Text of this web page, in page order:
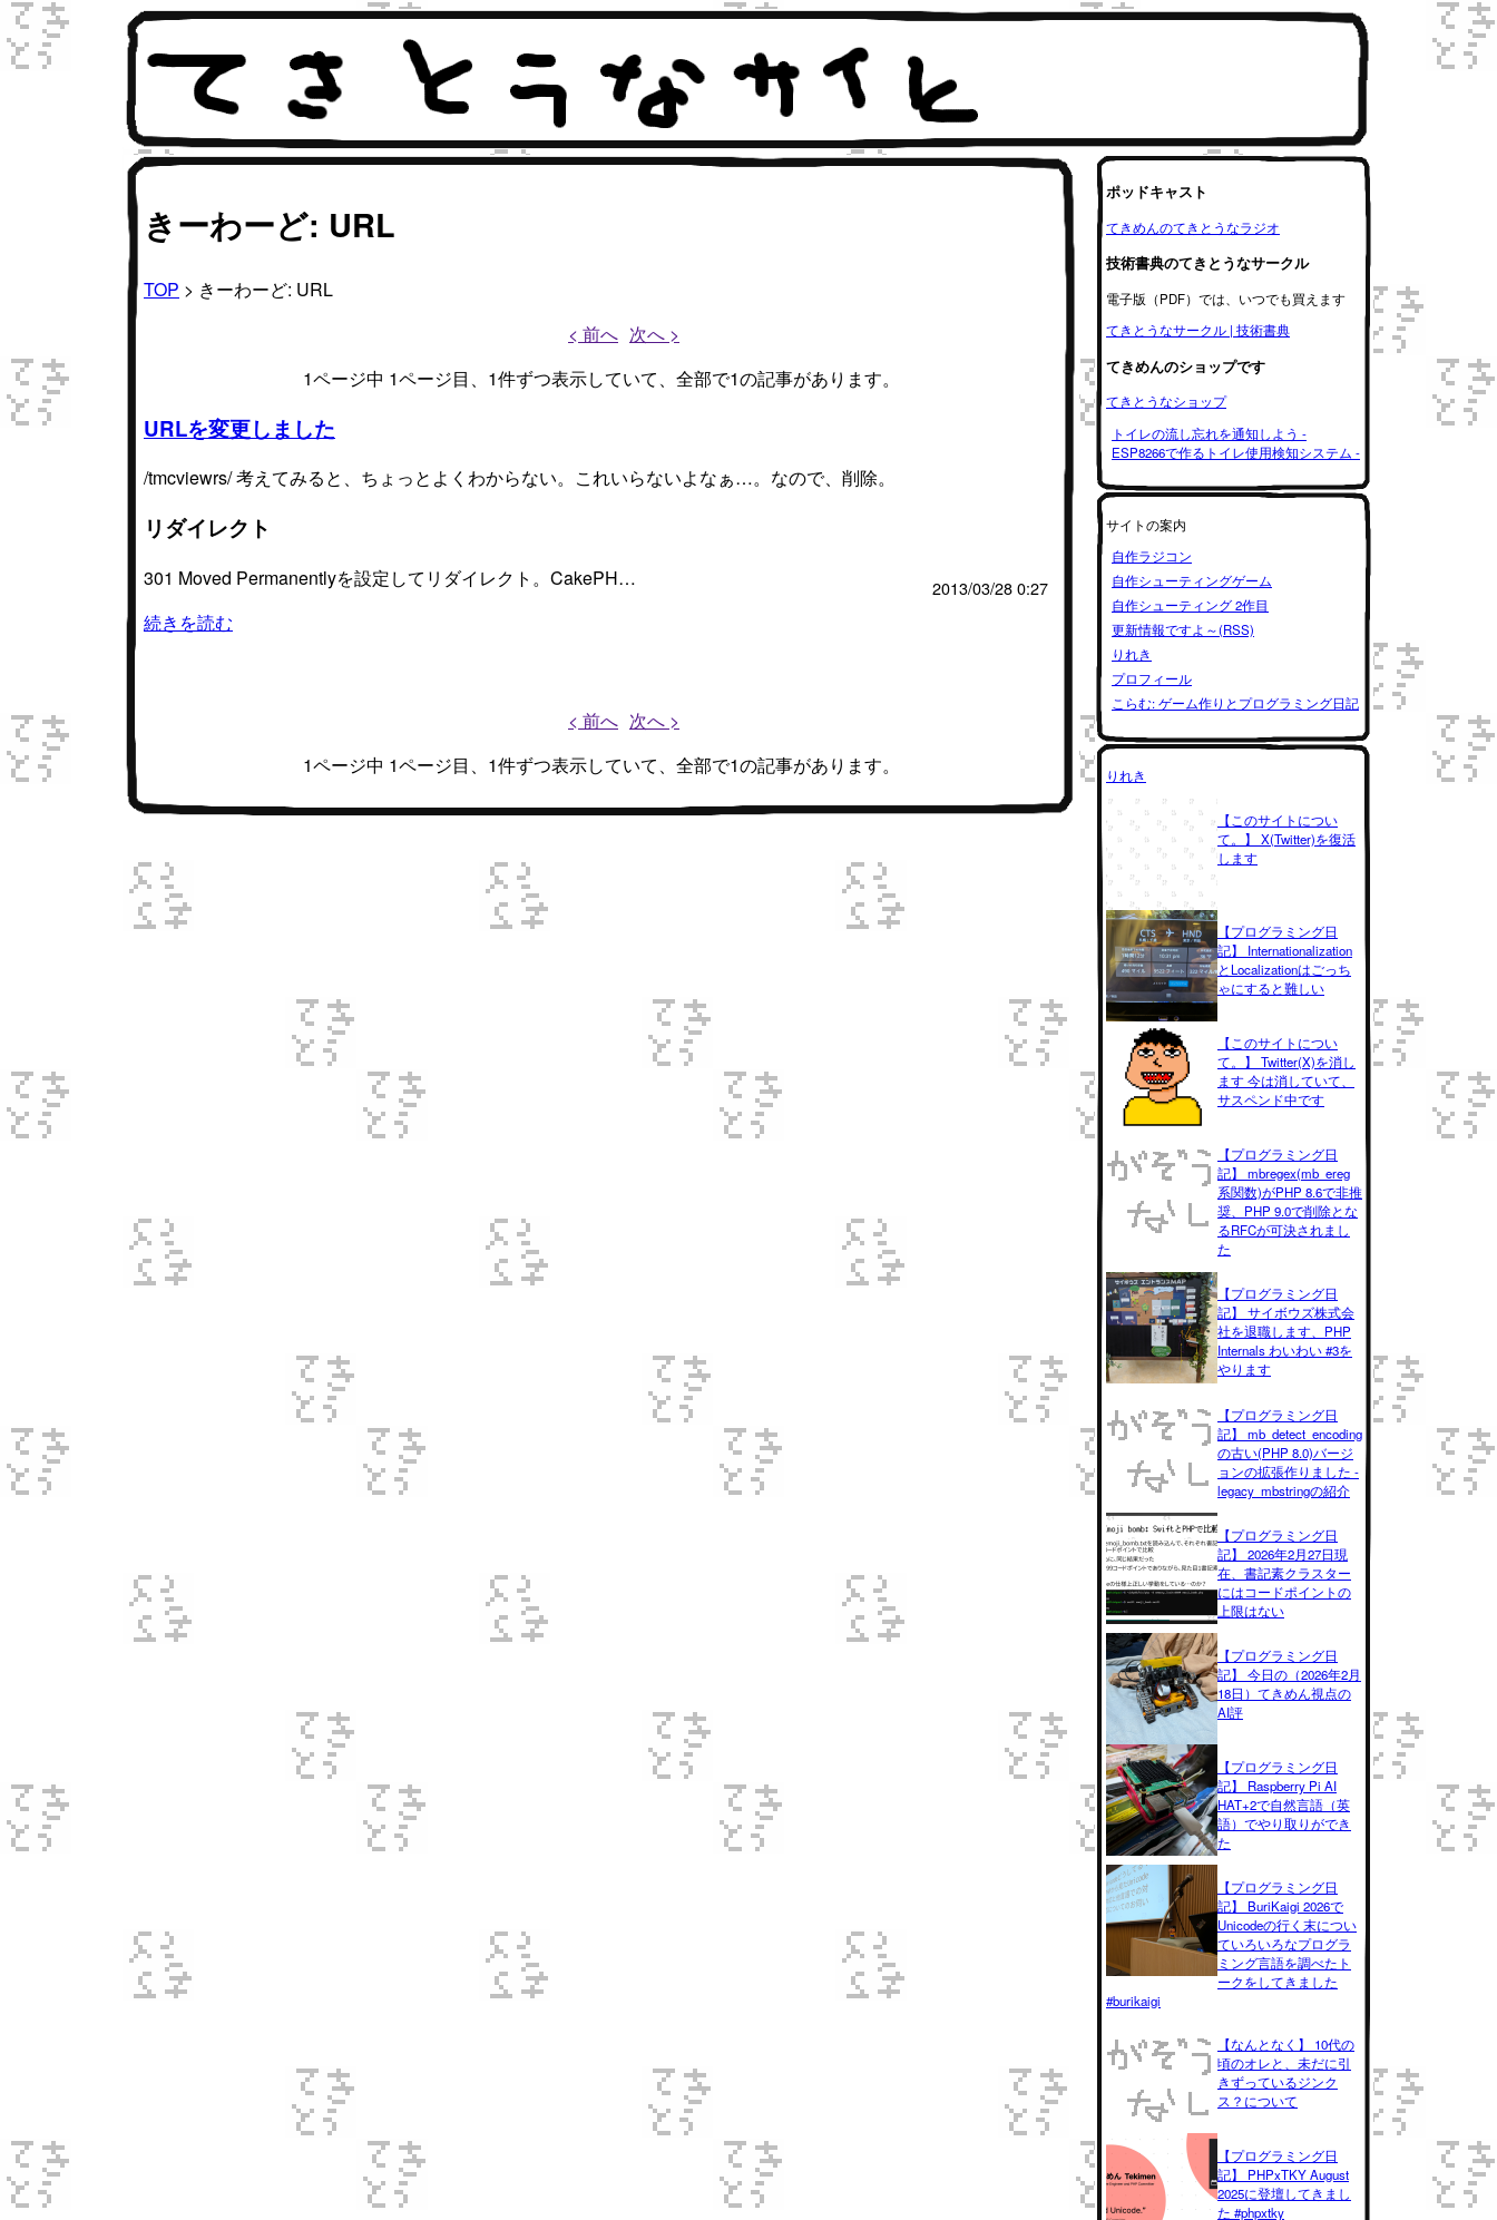
きーわーど: URL
TOP > きーわーど: URL
< 前へ 次へ >
1ページ中 1ページ目、1件ずつ表示していて、全部で1の記事があります。
URLを変更しました
/tmcviewrs/ 考えてみると、ちょっとよくわからない。これいらないよなぁ…。なので、削除。
リダイレクト
301 Moved Permanentlyを設定してリダイレクト。CakePH… 2013/03/28 0:27
続きを読む
< 前へ 次へ >
1ページ中 1ページ目、1件ずつ表示していて、全部で1の記事があります。
ポッドキャスト
てきめんのてきとうなラジオ
技術書典のてきとうなサークル
電子版（PDF）では、いつでも買えます
てきとうなサークル | 技術書典
てきめんのショップです
てきとうなショップ
トイレの流し忘れを通知しよう -
ESP8266で作るトイレ使用検知システム -
サイトの案内
自作ラジコン
自作シューティングゲーム
自作シューティング 2作目
更新情報ですよ～(RSS)
りれき
プロフィール
こらむ: ゲーム作りとプログラミング日記
りれき
【このサイトについ
て。】 X(Twitter)を復活
します
【プログラミング日
記】 Internationalization
とLocalizationはごっち
ゃにすると難しい
【このサイトについ
て。】 Twitter(X)を消し
ます 今は消していて、
サスペンド中です
【プログラミング日
記】 mbregex(mb_ereg
系関数)がPHP 8.6で非推
奨、PHP 9.0で削除とな
るRFCが可決されまし
た
【プログラミング日
記】 サイボウズ株式会
社を退職します、PHP
Internals わいわい #3を
やります
【プログラミング日
記】 mb_detect_encoding
の古い(PHP 8.0)バージ
ョンの拡張作りました -
legacy_mbstringの紹介
【プログラミング日
記】 2026年2月27日現
在、書記素クラスター
にはコードポイントの
上限はない
【プログラミング日
記】 今日の（2026年2月
18日）てきめん視点の
AI評
【プログラミング日
記】 Raspberry Pi AI
HAT+2で自然言語（英
語）でやり取りができ
た
【プログラミング日
記】 BuriKaigi 2026で
Unicodeの行く末につい
ていろいろなプログラ
ミング言語を調べたト
ークをしてきました
#burikaigi
【なんとなく】 10代の
頃のオレと、未だに引
きずっているジンク
ス？について
【プログラミング日
記】 PHPxTKY August
2025に登壇してきまし
た #phpxtky